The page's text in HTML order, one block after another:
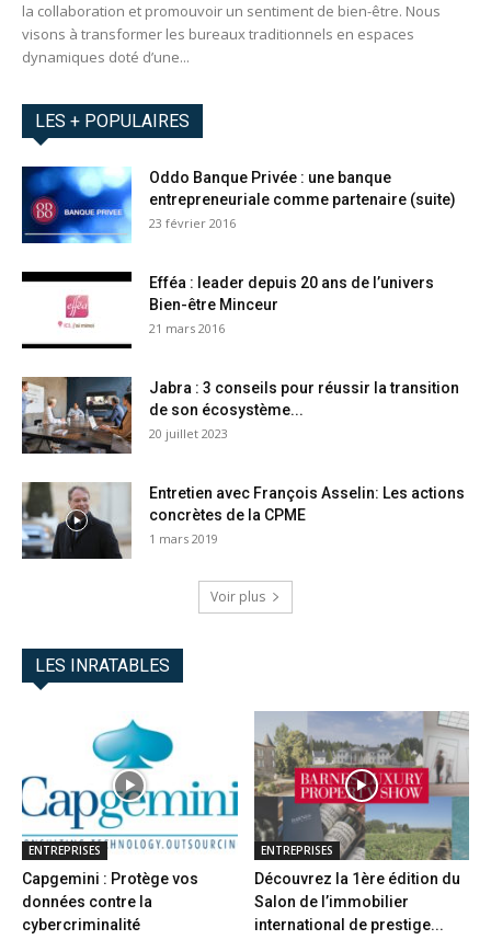
la collaboration et promouvoir un sentiment de bien-être. Nous
visons à transformer les bureaux traditionnels en espaces
dynamiques doté d’une...
LES + POPULAIRES
Oddo Banque Privée : une banque
entrepreneuriale comme partenaire (suite)
23 février 2016
Efféa : leader depuis 20 ans de l’univers
Bien-être Minceur
21 mars 2016
Jabra : 3 conseils pour réussir la transition
de son écosystème...
20 juillet 2023
Entretien avec François Asselin: Les actions
concrètes de la CPME
1 mars 2019
Voir plus
LES INRATABLES
ENTREPRISES
Capgemini : Protège vos
données contre la
cybercriminalité
ENTREPRISES
Découvrez la 1ère édition du
Salon de l’immobilier
international de prestige...